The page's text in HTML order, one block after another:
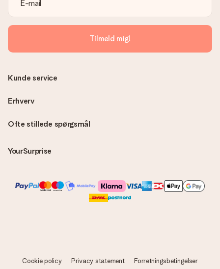
Er fakturaen sendt sammen med ordren?
Ingen faktura sendes med din ordre. Du modtager altid
fakturaen i bekræftelsesemailen, og du kan altid finde den i din
MySurprise-konto. Det betyder at du kan få gaven leveret
direkte til modtageren, hvilket gør det til en sand
overraskelse!
Tilmeld mig!
Ofte stillede spørgsmål
YourSurprise
Kunde service
Erhverv
Cookie policy Privacy statement
Forretningsbetingelser